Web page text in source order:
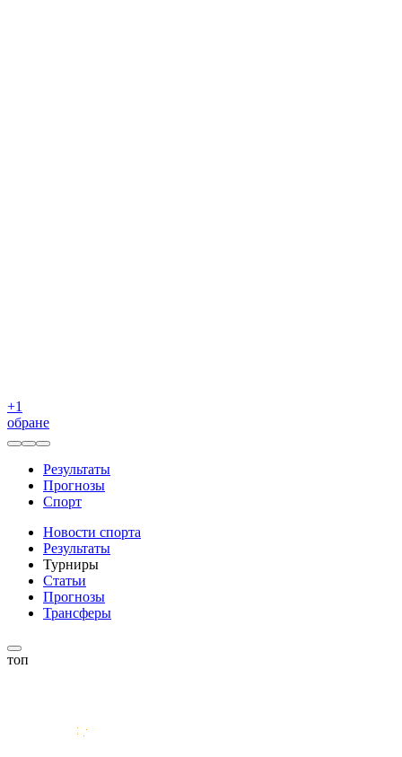
+1
обране
Результаты
Прогнозы
Спорт
Новости спорта
Результаты
Турниры
Статьи
Прогнозы
Трансферы
топ